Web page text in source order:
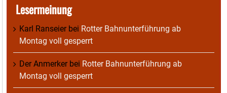
Lesermeinung
Karl Ranseierbei Rotter Bahnunterführung ab
Montag voll gesperrt
Der Anmerkerbei Rotter Bahnunterführung ab
Montag voll gesperrt